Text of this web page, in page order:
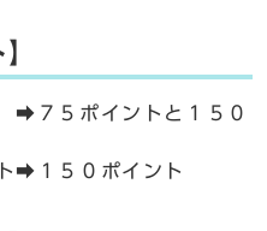
７５ポイントと１５０
➡１５０ポイント